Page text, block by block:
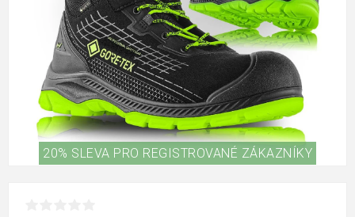
20% SLEVA PRO REGISTROVANÉ ZÁKAZNÍKY